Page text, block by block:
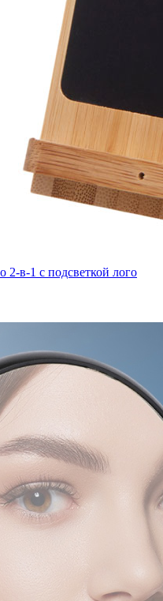
2-в-1 с подсветкой лого